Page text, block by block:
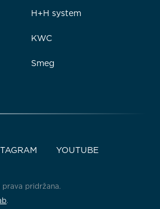
H+H system
KWC
Smeg
YOUTUBE
prava pridržana.
.